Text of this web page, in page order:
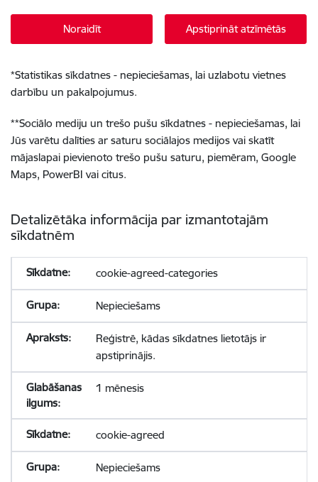
Noraidīt Apstiprināt atzīmētās
*Statistikas sīkdatnes - nepieciešamas, lai uzlabotu vietnes
darbību un pakalpojumus.
**Sociālo mediju un trešo pušu sīkdatnes - nepieciešamas, lai
Jūs varētu dalīties ar saturu sociālajos medijos vai skatīt
mājaslapai pievienoto trešo pušu saturu, piemēram, Google
Maps, PowerBI vai citus.
Detalizētāka informācija par izmantotajām
sīkdatnēm
cookie-agreed-categories
Nepieciešams
Reģistrē, kādas sīkdatnes lietotājs ir
apstiprinājis.
1 mēnesis
cookie-agreed
Nepieciešams